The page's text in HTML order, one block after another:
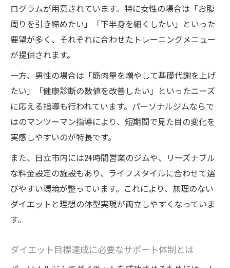
ログラムが用意されています。特に女性の場合は「お腹
周りを引き締めたい」「下半身を細くしたい」といった
要望が多く、それぞれに合わせたトレーニングメニュー
が提供されます。
一方、男性の場合は「筋肉量を増やして基礎代謝を上げ
たい」「健康診断の数値を改善したい」といったニーズ
に応える指導も行われています。パーソナルジムならで
はのマンツーマン指導により、短期間で見た目の変化を
実感しやすいのが特長です。
また、日立市内には24時間営業のジムや、リーズナブル
な料金設定の施設もあり、ライフスタイルに合わせて選
びやすい環境が整っています。これにより、無理のない
ダイエットと理想の体型実現が両立しやすくなっていま
す。
ダイエット目標達成に必要なサポート体制とは